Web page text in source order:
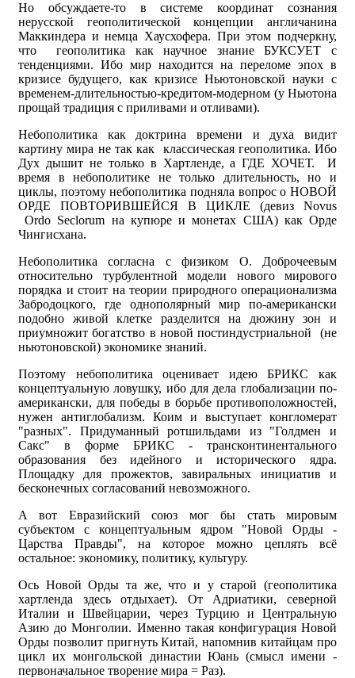
Но обсуждаете-то в системе координат сознания
нерусской геополитической концепции англичанина
Маккиндера и немца Хаусхофера. При этом подчеркну,
что геополитика как научное знание БУКСУЕТ с
тенденциями. Ибо мир находится на переломе эпох в
кризисе будущего, как кризисе Ньютоновской науки с
временем-длительностью-кредитом-модерном (у Ньютона
прощай традиция с приливами и отливами).
Небополитика как доктрина времени и духа видит
картину мира не так как классическая геополитика. Ибо
Дух дышит не только в Хартленде, а ГДЕ ХОЧЕТ. И
время в небополитике не только длительность, но и
циклы, поэтому небополитика подняла вопрос о НОВОЙ
ОРДЕ ПОВТОРИВШЕЙСЯ В ЦИКЛЕ (девиз Novus
Ordo Seclorum на купюре и монетах США) как Орде
Чингисхана.
Небополитика согласна с физиком О. Доброчеевым
относительно турбулентной модели нового мирового
порядка и стоит на теории природного операционализма
Забродоцкого, где однополярный мир по-американски
подобно живой клетке разделится на дюжину зон и
приумножит богатство в новой постиндустриальной (не
ньютоновской) экономике знаний.
Поэтому небополитика оценивает идею БРИКС как
концептуальную ловушку, ибо для дела глобализации по-
американски, для победы в борьбе противоположностей,
нужен антиглобализм. Коим и выступает конгломерат
"разных". Придуманный ротшильдами из "Голдмен и
Сакс" в форме БРИКС - трансконтинентального
образования без идейного и исторического ядра.
Площадку для прожектов, завиральных инициатив и
бесконечных согласований невозможного.
А вот Евразийский союз мог бы стать мировым
субъектом с концептуальным ядром "Новой Орды -
Царства Правды", на которое можно цеплять всё
остальное: экономику, политику, культуру.
Ось Новой Орды та же, что и у старой (геополитика
хартленда здесь отдыхает). От Адриатики, северной
Италии и Швейцарии, через Турцию и Центральную
Азию до Монголии. Именно такая конфигурация Новой
Орды позволит пригнуть Китай, напомнив китайцам про
цикл их монгольской династии Юань (смысл имени -
первоначальное творение мира = Раз).